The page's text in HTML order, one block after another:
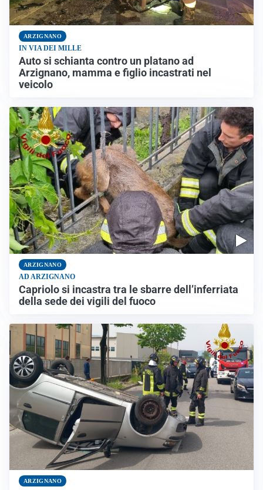
ARZIGNANO
IN VIA DEI MILLE
Auto si schianta contro un platano ad
Arzignano, mamma e figlio incastrati nel
veicolo
ARZIGNANO
AD ARZIGNANO
Capriolo si incastra tra le sbarre dell’inferriata
della sede dei vigili del fuoco
ARZIGNANO